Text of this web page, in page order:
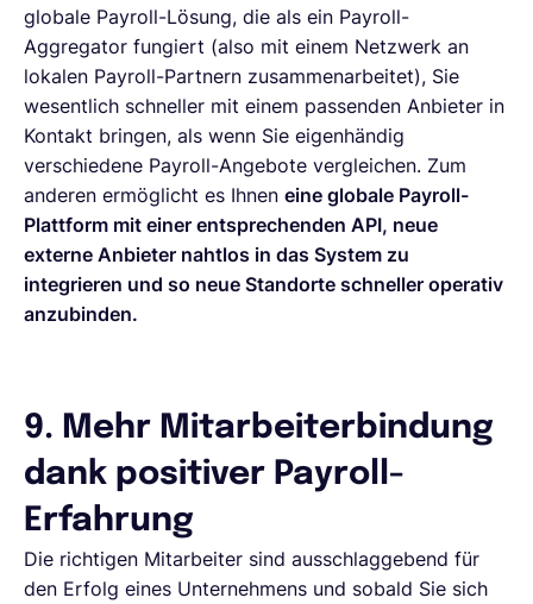
globale Payroll-Lösung, die als ein Payroll-
Aggregator fungiert (also mit einem Netzwerk an
lokalen Payroll-Partnern zusammenarbeitet), Sie
wesentlich schneller mit einem passenden Anbieter in
Kontakt bringen, als wenn Sie eigenhändig
verschiedene Payroll-Angebote vergleichen. Zum
anderen ermöglicht es Ihnen eine globale Payroll-
Plattform mit einer entsprechenden API, neue
externe Anbieter nahtlos in das System zu
integrieren und so neue Standorte schneller operativ
anzubinden.
9. Mehr Mitarbeiterbindung
dank positiver Payroll-
Erfahrung
Die richtigen Mitarbeiter sind ausschlaggebend für
den Erfolg eines Unternehmens und sobald Sie sich